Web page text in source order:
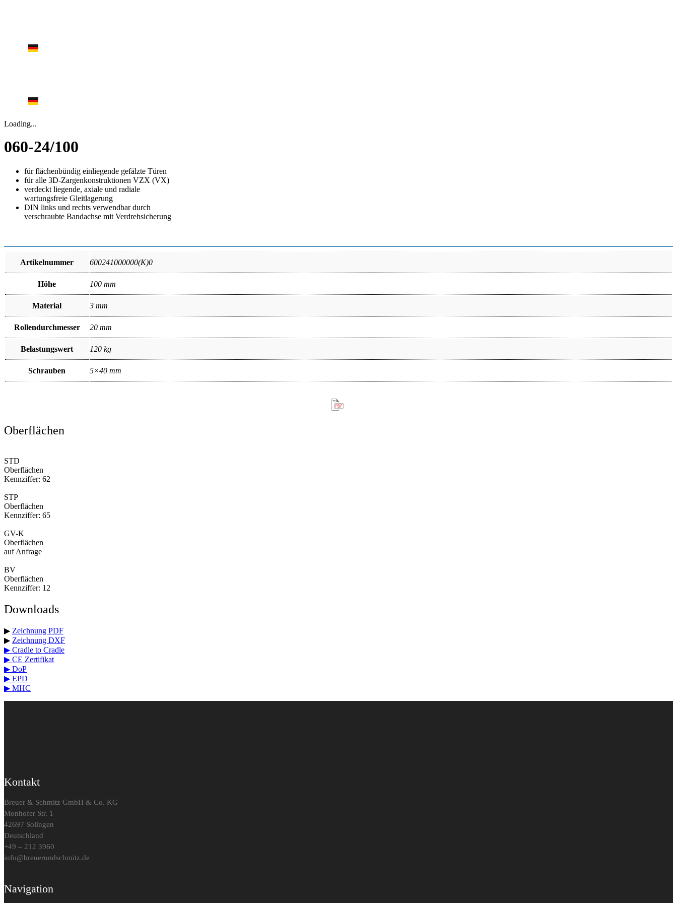
Loading...
060-24/100
für flächenbündig einliegende gefälzte Türen
für alle 3D-Zargenkonstruktionen VZX (VX)
verdeckt liegende, axiale und radiale
wartungsfreie Gleitlagerung
DIN links und rechts verwendbar durch
verschraubte Bandachse mit Verdrehsicherung
Artikelnummer 600241000000(K)0
Höhe 100 mm
Material 3 mm
Rollendurchmesser 20 mm
Belastungswert 120 kg
Schrauben 5×40 mm
Oberflächen
STD
Oberflächen
Kennziffer: 62
STP
Oberflächen
Kennziffer: 65
GV-K
Oberflächen
auf Anfrage
BV
Oberflächen
Kennziffer: 12
Downloads
▶ Zeichnung PDF
▶ Zeichnung DXF
▶ Cradle to Cradle
▶ CE Zertifikat
▶ DoP
▶ EPD
▶ MHC
Kontakt
Breuer & Schmitz GmbH & Co. KG​
Monhofer Str. 1
42697 Solingen
Deutschland
+49 – 212 3960
info@breuerundschmitz.de
Navigation